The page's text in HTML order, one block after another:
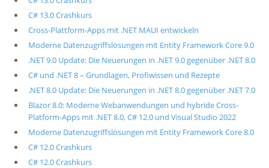
C# 13.0 Crashkurs
Cross-Plattform-Apps mit .NET MAUI entwickeln
Moderne Datenzugriffslösungen mit Entity Framework Core 9.0
.NET 9.0 Update: Die Neuerungen in .NET 9.0 gegenüber .NET 8.0
C# und .NET 8 – Grundlagen, Profiwissen und Rezepte
.NET 8.0 Update: Die Neuerungen in .NET 8.0 gegenüber .NET 7.0
Blazor 8.0: Moderne Webanwendungen und hybride Cross-
Platform-Apps mit .NET 8.0, C# 12.0 und Visual Studio 2022
Moderne Datenzugriffslösungen mit Entity Framework Core 8.0
C# 12.0 Crashkurs
C# 12.0 Crashkurs